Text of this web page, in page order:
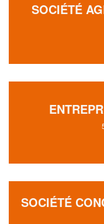
SOCIÉTÉ
SOCIÉTÉ